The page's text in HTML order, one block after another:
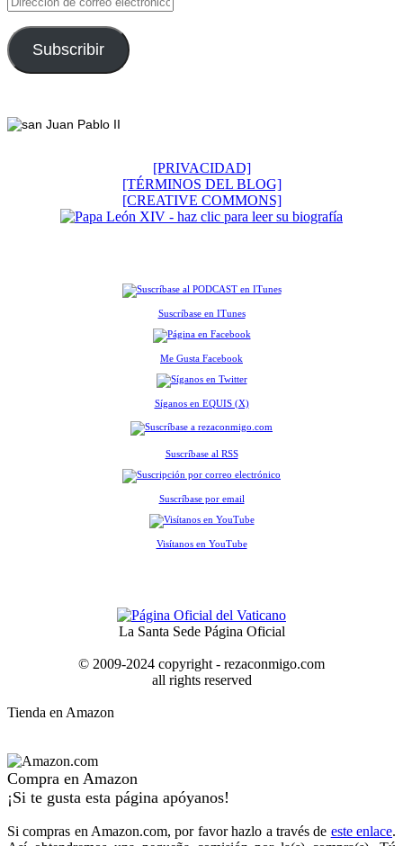
de
correo
electrónico
Subscribir
[PRIVACIDAD]
[TÉRMINOS DEL BLOG]
[CREATIVE COMMONS]
Suscríbase en ITunes
Me Gusta Facebook
Síganos en EQUIS (X)
Suscríbase al RSS
Suscríbase por email
Visítanos en YouTube
La Santa Sede Página Oficial
© 2009-2024 copyright - rezaconmigo.com
all rights reserved
Tienda en Amazon
Compra en Amazon
¡Si te gusta esta página apóyanos!
Si compras en Amazon.com, por favor hazlo a través de este enlace.